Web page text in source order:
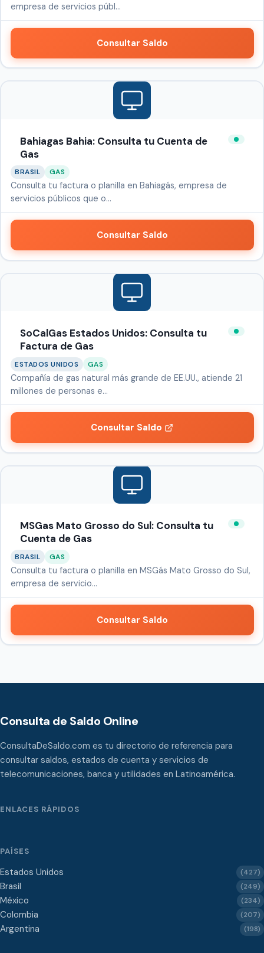
empresa de servicios públ…
Consultar Saldo
Bahiagas Bahia: Consulta tu Cuenta de
Gas
BRASIL GAS
Consulta tu factura o planilla en Bahiagás, empresa de
servicios públicos que o…
Consultar Saldo
SoCalGas Estados Unidos: Consulta tu
Factura de Gas
ESTADOS UNIDOS GAS
Compañía de gas natural más grande de EE.UU., atiende 21
millones de personas e…
Consultar Saldo
MSGas Mato Grosso do Sul: Consulta tu
Cuenta de Gas
BRASIL GAS
Consulta tu factura o planilla en MSGás Mato Grosso do Sul,
empresa de servicio…
Consultar Saldo
Consulta de Saldo Online
ConsultaDeSaldo.com es tu directorio de referencia para
consultar saldos, estados de cuenta y servicios de
telecomunicaciones, banca y utilidades en Latinoamérica.
ENLACES RÁPIDOS
PAÍSES
Estados Unidos (427)
Brasil (249)
México (234)
Colombia (207)
Argentina (198)